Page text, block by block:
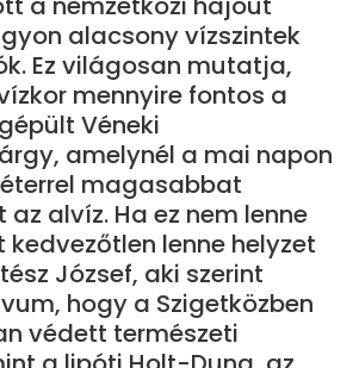
alacsony vízszintek
Ez világosan mutatja,
mennyire fontos a
Véneki
amelynél a mai napon
magasabbat
alvíz. Ha ez nem lenne
kedvezőtlen lenne helyzet
József, aki szerint
hogy a Szigetközben
védett természeti